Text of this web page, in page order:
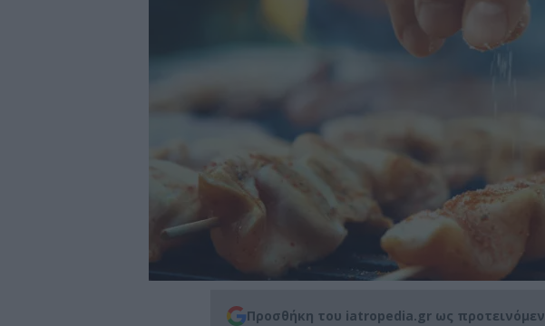
Προσθήκη του iatropedia.gr ως